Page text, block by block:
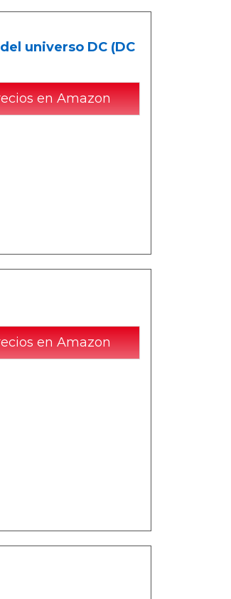
universo DC (DC
en Amazon
en Amazon